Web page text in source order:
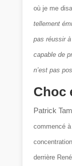
où je me
tellement
pas réussir
capable de
n’est pas
Choc
Patrick
commencé
derrière